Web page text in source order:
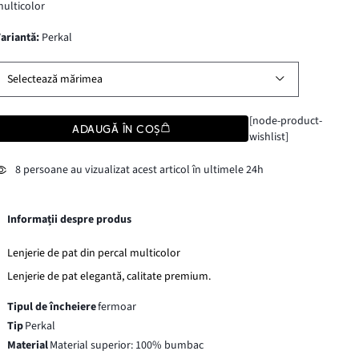
variantă: Perkal
Selectează mărimea
ADAUGĂ ÎN COȘ
[node-product-
wishlist]
8 persoane au vizualizat acest articol în ultimele 24h
Informații despre produs
Lenjerie de pat din percal multicolor
Lenjerie de pat elegantă, calitate premium.
Tipul de încheierefermoar
TipPerkal
MaterialMaterial superior: 100% bumbac